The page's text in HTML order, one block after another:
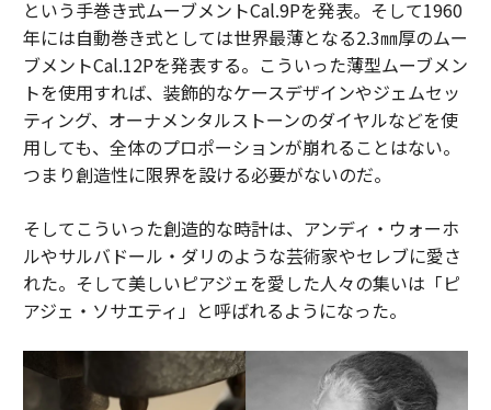
という手巻き式ムーブメントCal.9Pを発表。そして1960
年には自動巻き式としては世界最薄となる2.3㎜厚のムー
ブメントCal.12Pを発表する。こういった薄型ムーブメン
トを使用すれば、装飾的なケースデザインやジェムセッ
ティング、オーナメンタルストーンのダイヤルなどを使
用しても、全体のプロポーションが崩れることはない。
つまり創造性に限界を設ける必要がないのだ。
そしてこういった創造的な時計は、アンディ・ウォーホ
ルやサルバドール・ダリのような芸術家やセレブに愛さ
れた。そして美しいピアジェを愛した人々の集いは「ピ
アジェ・ソサエティ」と呼ばれるようになった。